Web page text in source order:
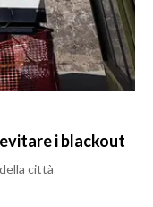
i blackout
città